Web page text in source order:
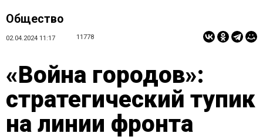
Общество
02.04.2024 11:17 11778
«Война городов»:
стратегический тупик
на линии фронта